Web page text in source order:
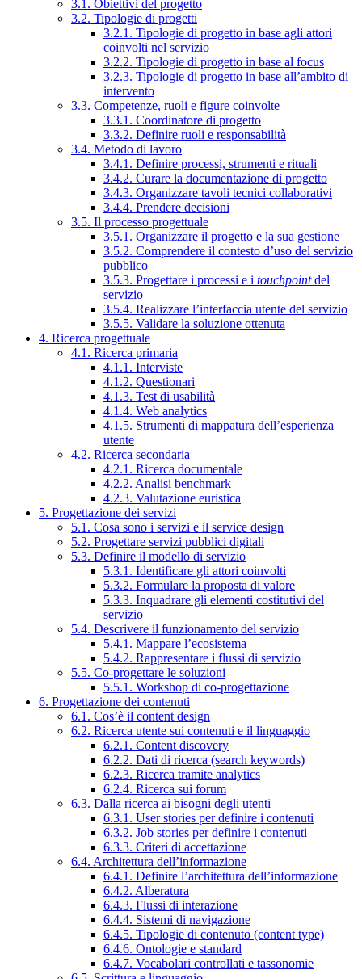
3.1. Obiettivi del progetto
3.2. Tipologie di progetti
3.2.1. Tipologie di progetto in base agli attori
coinvolti nel servizio
3.2.2. Tipologie di progetto in base al focus
3.2.3. Tipologie di progetto in base all’ambito di
intervento
3.3. Competenze, ruoli e figure coinvolte
3.3.1. Coordinatore di progetto
3.3.2. Definire ruoli e responsabilità
3.4. Metodo di lavoro
3.4.1. Definire processi, strumenti e rituali
3.4.2. Curare la documentazione di progetto
3.4.3. Organizzare tavoli tecnici collaborativi
3.4.4. Prendere decisioni
3.5. Il processo progettuale
3.5.1. Organizzare il progetto e la sua gestione
3.5.2. Comprendere il contesto d’uso del servizio
pubblico
3.5.3. Progettare i processi e i touchpointdel
servizio
3.5.4. Realizzare l’interfaccia utente del servizio
3.5.5. Validare la soluzione ottenuta
4. Ricerca progettuale
4.1. Ricerca primaria
4.1.1. Interviste
4.1.2. Questionari
4.1.3. Test di usabilità
4.1.4. Web analytics
4.1.5. Strumenti di mappatura dell’esperienza
utente
4.2. Ricerca secondaria
4.2.1. Ricerca documentale
4.2.2. Analisi benchmark
4.2.3. Valutazione euristica
5. Progettazione dei servizi
5.1. Cosa sono i servizi e il service design
5.2. Progettare servizi pubblici digitali
5.3. Definire il modello di servizio
5.3.1. Identificare gli attori coinvolti
5.3.2. Formulare la proposta di valore
5.3.3. Inquadrare gli elementi costitutivi del
servizio
5.4. Descrivere il funzionamento del servizio
5.4.1. Mappare l’ecosistema
5.4.2. Rappresentare i flussi di servizio
5.5. Co-progettare le soluzioni
5.5.1. Workshop di co-progettazione
6. Progettazione dei contenuti
6.1. Cos’è il content design
6.2. Ricerca utente sui contenuti e il linguaggio
6.2.1. Content discovery
6.2.2. Dati di ricerca (search keywords)
6.2.3. Ricerca tramite analytics
6.2.4. Ricerca sui forum
6.3. Dalla ricerca ai bisogni degli utenti
6.3.1. User stories per definire i contenuti
6.3.2. Job stories per definire i contenuti
6.3.3. Criteri di accettazione
6.4. Architettura dell’informazione
6.4.1. Definire l’architettura dell’informazione
6.4.2. Alberatura
6.4.3. Flussi di interazione
6.4.4. Sistemi di navigazione
6.4.5. Tipologie di contenuto (content type)
6.4.6. Ontologie e standard
6.4.7. Vocabolari controllati e tassonomie